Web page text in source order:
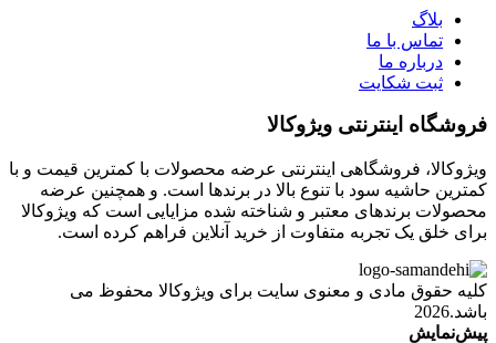
بلاگ
تماس با ما
درباره ما
ثبت شکایت
فروشگاه اینترنتی ویژوکالا
ویژوکالا، فروشگاهی اینترنتی عرضه محصولات با کمترین قیمت و با
کمترین حاشیه سود با تنوع بالا در برندها است. و همچنین عرضه
محصولات برندهای معتبر و شناخته شده مزایایی است که ویژوکالا
برای خلق یک تجربه متفاوت از خرید آنلاین فراهم کرده است.
کلیه حقوق مادی و معنوی سایت برای ویژوکالا محفوظ می
باشد.2026
پیش‌نمایش